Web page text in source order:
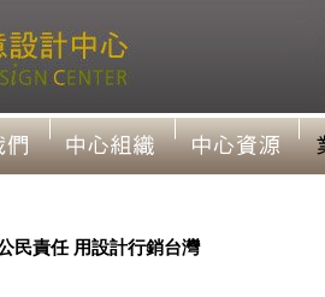
民責任 用設計行銷台灣